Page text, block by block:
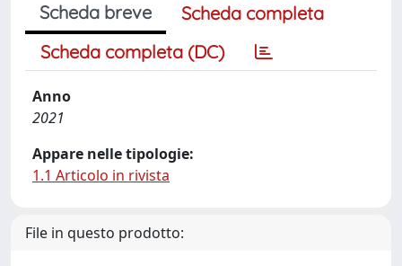
Scheda breve
Scheda completa
Scheda completa (DC)
Anno
2021
Appare nelle tipologie:
1.1 Articolo in rivista
File in questo prodotto: